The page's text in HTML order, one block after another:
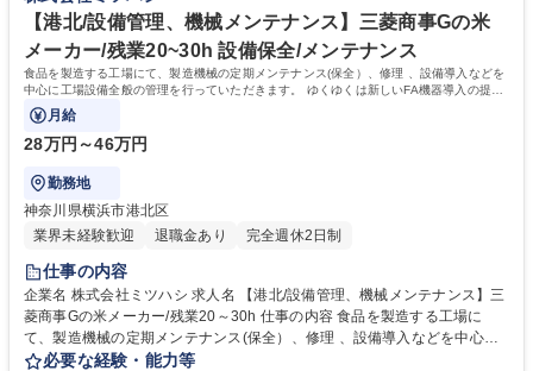
【港北/設備管理、機械メンテナンス】三菱商事Gの米
メーカー/残業20~30h 設備保全/メンテナンス
食品を製造する工場にて、製造機械の定期メンテナンス(保全）、修理 、設備導入などを
中心に工場設備全般の管理を行っていただきます。 ゆくゆくは新しいFA機器導入の提案
も行っていただくことを期待します。
月給
28万円～46万円
勤務地
神奈川県横浜市港北区
業界未経験歓迎
退職金あり 完全週休2日制
仕事の内容
企業名 株式会社ミツハシ 求人名 【港北/設備管理、機械メンテナンス】三
菱商事Gの米メーカー/残業20～30h 仕事の内容 食品を製造する工場に
て、製造機械の定期メンテナンス(保全）、修理 、設備導入などを中心に
工場設備全般の管理を行っていただきます。 ゆくゆくは新しいFA機器導
必要な経験・能力等